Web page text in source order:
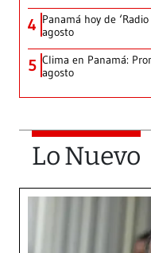
4 Panamá hoy de
agosto
5 Clima en Panamá:
agosto
Lo Nuevo